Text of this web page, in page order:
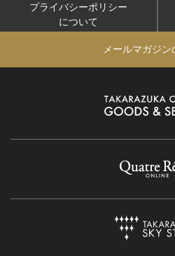
プライバシーポリシー
について
メールマガジン